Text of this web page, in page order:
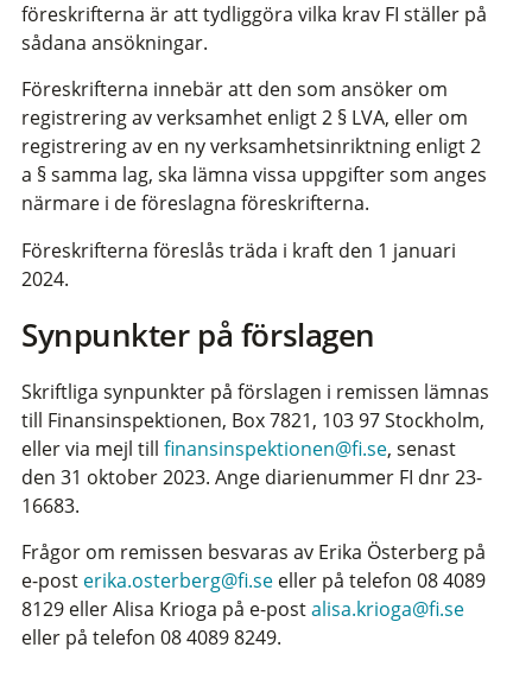
föreskrifterna är att tydliggöra vilka krav FI ställer på
sådana ansökningar.
Föreskrifterna innebär att den som ansöker om
registrering av verksamhet enligt 2 § LVA, eller om
registrering av en ny verksamhetsinriktning enligt 2
a § samma lag, ska lämna vissa uppgifter som anges
närmare i de föreslagna föreskrifterna.
Föreskrifterna föreslås träda i kraft den 1 januari
2024.
Synpunkter på förslagen
Skriftliga synpunkter på förslagen i remissen lämnas
till Finansinspektionen, Box 7821, 103 97 Stockholm,
eller via mejl till finansinspektionen@fi.se, senast
den 31 oktober 2023. Ange diarienummer FI dnr 23-
16683.
Frågor om remissen besvaras av Erika Österberg på
e-post erika.osterberg@fi.se eller på telefon 08 4089
8129 eller Alisa Krioga på e-postalisa.krioga@fi.se
eller på telefon 08 4089 8249.